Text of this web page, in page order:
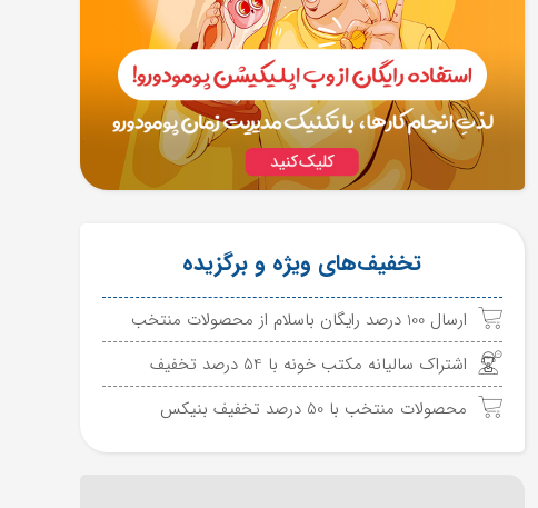
تخفیف‌های ویژه و برگزیده
ارسال 100 درصد رایگان باسلام از محصولات منتخب
اشتراک سالیانه مکتب خونه با 54 درصد تخفیف
محصولات منتخب با 50 درصد تخفیف بنیکس